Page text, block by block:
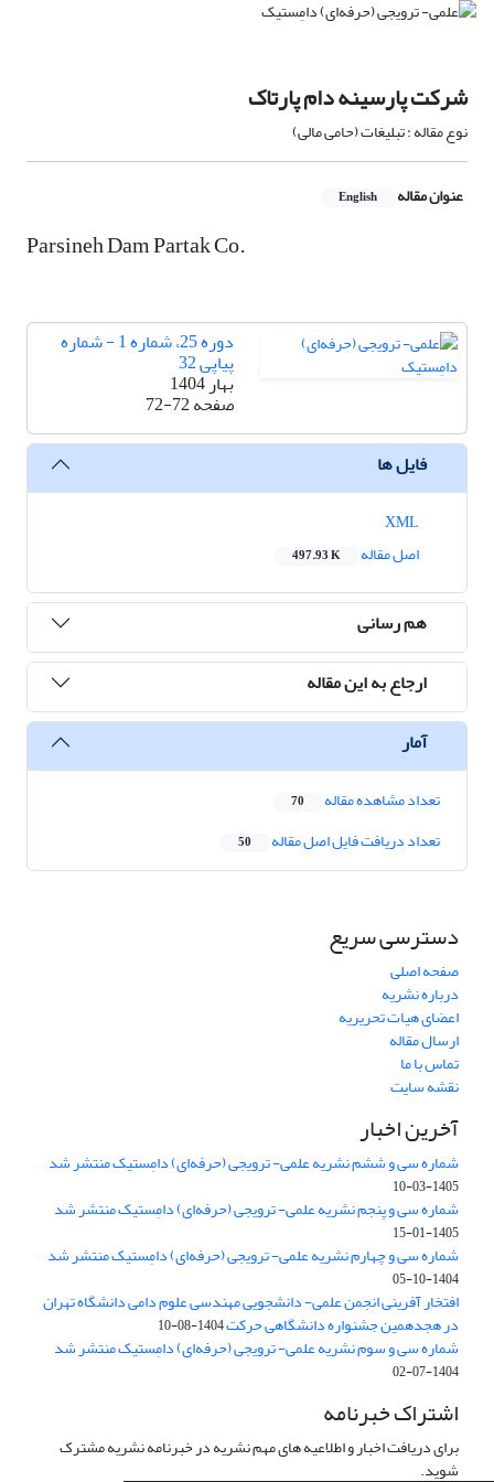
شرکت پارسینه دام پارتاک
نوع مقاله : تبلیغات (حامی مالی)
عنوان مقاله English
Parsineh Dam Partak Co.
دوره 25، شماره 1 - شماره
پیاپی 32
بهار 1404
صفحه72-72
فایل ها
اصل مقاله
497.93 K
هم رسانی
ارجاع به این مقاله
آمار
تعداد مشاهده مقاله 70
تعداد دریافت فایل اصل مقاله 50
دسترسی سریع
صفحه اصلی
درباره نشریه
اعضای هیات تحریریه
ارسال مقاله
تماس با ما
نقشه سایت
آخرین اخبار
شماره سی و ششم نشریه علمی- ترویجی (حرفه‌ای) دامِستیک منتشر شد
1405-03-10
شماره سی و پنجم نشریه علمی- ترویجی (حرفه‌ای) دامِستیک منتشر شد
1405-01-15
شماره سی و چهارم نشریه علمی- ترویجی (حرفه‌ای) دامِستیک منتشر شد
1404-10-05
افتخار آفرینی انجمن علمی- دانشجویی مهندسی علوم دامی دانشگاه تهران
در هجدهمین جشنواره دانشگاهی حرکت1404-08-10
شماره سی و سوم نشریه علمی- ترویجی (حرفه‌ای) دامِستیک منتشر شد
1404-07-02
اشتراک خبرنامه
برای دریافت اخبار و اطلاعیه های مهم نشریه در خبرنامه نشریه مشترک
شوید.